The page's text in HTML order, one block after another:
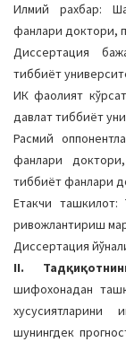
Илмий рахбар:
фанлари доктори,
Диссертация
тиббиёт
ИК фаолият
давлат тиббиёт
Расмий
фанлари
тиббиёт фанлари
Етакчи ташкилот:
ривожлантириш
Диссертация
II.
шифохонадан
хусусиятларини
шунингдек